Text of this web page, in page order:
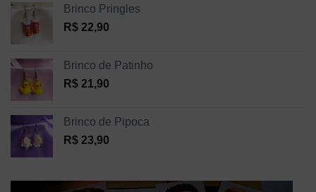
Brinco Pringles
R$ 22,90
Brinco de Patinho
R$ 21,90
Brinco de Pipoca
R$ 23,90